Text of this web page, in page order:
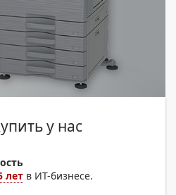
у нас
лет в ИТ-бизнесе.